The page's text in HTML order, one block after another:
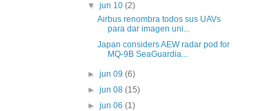
▼ jun 10 (2)
Airbus renombra todos sus UAVs
para dar imagen uni...
Japan considers AEW radar pod for
MQ-9B SeaGuardia...
► jun 09 (6)
► jun 08 (15)
► jun 06 (1)